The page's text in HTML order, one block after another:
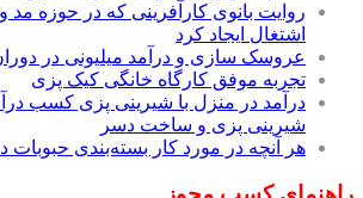
اشتغال ایجاد کرد
عروسک سازی و درآمد میلیونی در
تجربه موفق کارگاه خانگی کیک پزی
درآمد در منزل با شیرینی پزی کسب
شیرینی پزی و ساخت دسر
هر آنچه در مورد کار بسته‌بندی حبوبات